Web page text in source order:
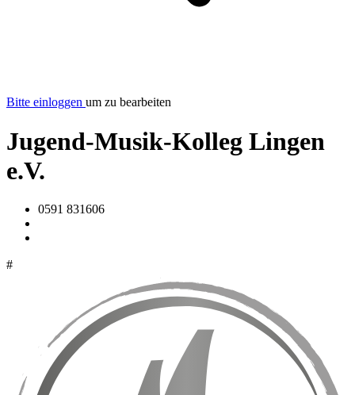
Bitte einloggen um zu bearbeiten
Jugend-Musik-Kolleg Lingen
e.V.
0591 831606
#